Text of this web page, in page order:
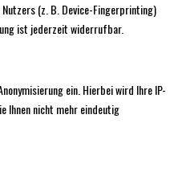
(z. B. Device-Fingerprinting)
ist jederzeit widerrufbar.
ein. Hierbei wird Ihre IP-
Ihnen nicht mehr eindeutig